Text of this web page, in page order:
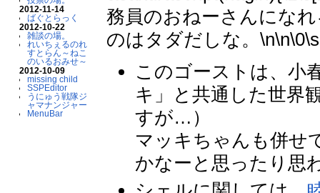
2012-11-14
ばぐとらっく
2012-10-22
雑談の場。
れいちぇるのれ
すとらん～ねこ
のいるおみせ～
2012-10-09
missing child
SSPEditor
うにゅう戦隊ジ
ャマナンジャー
MenuBar
務員のおねーさんにな
のはタダだしな。
このゴーストは、小
キ」と共通した世界
すが…）
マッキちゃんも併せ
かなーと思ったり思